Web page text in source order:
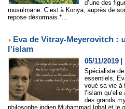
d’une des
musulmane. C’est à Konya, auprès de
repose désormais.*...
Eva de Vitray-Meyerovitch :
l’islam
05/11/2019 |
Spécialiste
essentiels,
voué sa vie à
l’islam
des grands
philosophe indien Muhammad Iqbal et le